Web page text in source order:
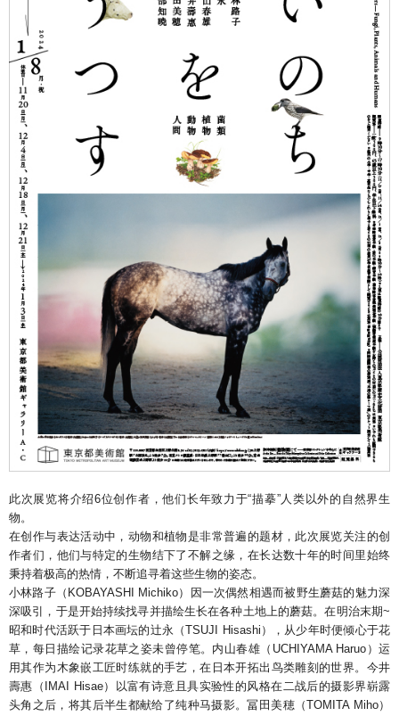
此次展览将介绍6位创作者，他们长年致力于“描摹”人类以外的自然界生
物。
在创作与表达活动中，动物和植物是非常普遍的题材，此次展览关注的创
作者们，他们与特定的生物结下了不解之缘，在长达数十年的时间里始终
秉持着极高的热情，不断追寻着这些生物的姿态。
小林路子（KOBAYASHI Michiko）因一次偶然相遇而被野生蘑菇的魅力深
深吸引，于是开始持续找寻并描绘生长在各种土地上的蘑菇。在明治末期~
昭和时代活跃于日本画坛的辻永（TSUJI Hisashi），从少年时便倾心于花
草，每日描绘记录花草之姿未曾停笔。内山春雄（UCHIYAMA Haruo）运
用其作为木象嵌工匠时练就的手艺，在日本开拓出鸟类雕刻的世界。今井
壽惠（IMAI Hisae）以富有诗意且具实验性的风格在二战后的摄影界崭露
头角之后，将其后半生都献给了纯种马摄影。冨田美穂（TOMITA Miho）